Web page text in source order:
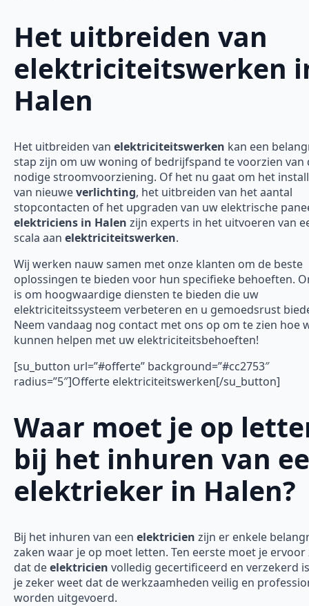
Het uitbreiden van
elektriciteitswerken
Halen
Het uitbreiden van elektriciteitswerken kan een
stap zijn om uw woning of bedrijfspand te voorzien van
nodige stroomvoorziening. Of het nu gaat om het
van nieuweverlichting, het uitbreiden van het aantal
stopcontacten of het upgraden van uw elektrische
elektriciens in Halen zijn experts in het uitvoeren van
scala aan elektriciteitswerken.
Wij werken nauw samen met onze klanten om de beste
oplossingen te bieden voor hun specifieke behoeften.
is om hoogwaardige diensten te bieden die uw
elektriciteitssysteem verbeteren en u gemoedsrust
Neem vandaag nog contact met ons op om te zien hoe
kunnen helpen met uw elektriciteitsbehoeften!
[su_button url=”#offerte” background=”#cc2753″
radius=”5″]Offerte elektriciteitswerken[/su_button]
Waar moet je op
bij het inhuren van
elektrieker in Halen?
Bij het inhuren van een elektricien zijn er enkele
zaken waar je op moet letten. Ten eerste moet je
dat deelektricien volledig gecertificeerd en verzekerd
je zeker weet dat de werkzaamheden veilig en
worden uitgevoerd.